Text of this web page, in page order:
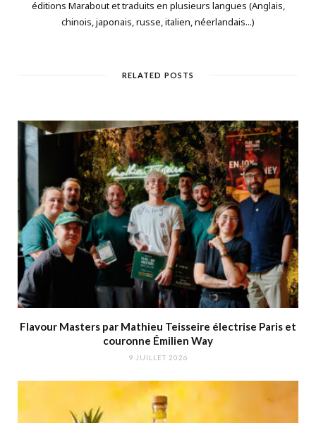
éditions Marabout et traduits en plusieurs langues (Anglais,
chinois, japonais, russe, italien, néerlandais...)
RELATED POSTS
Flavour Masters par Mathieu Teisseire électrise Paris et
couronne Émilien Way
9 JUILLET 2026